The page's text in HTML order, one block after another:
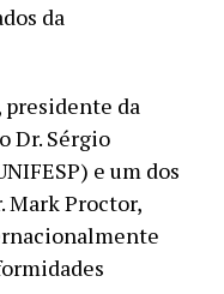
da
presidente da
Dr. Sérgio
e um dos
Mark Proctor,